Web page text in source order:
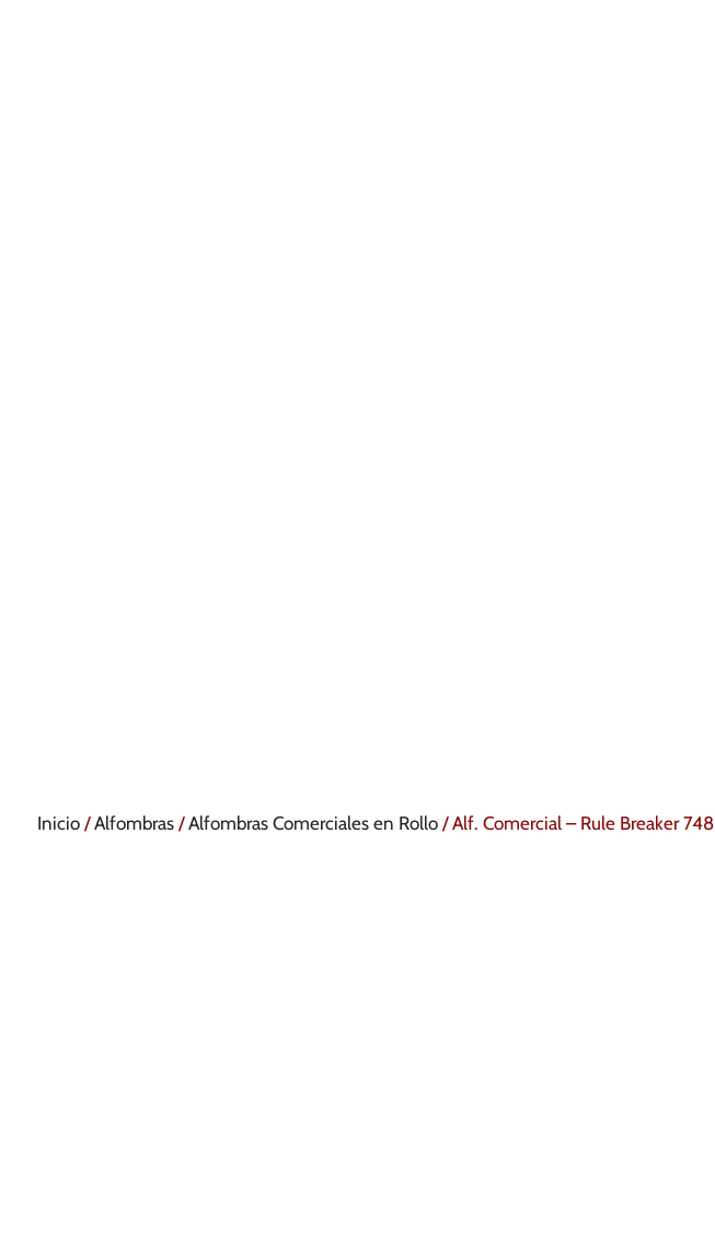
Inicio/Alfombras/Alfombras Comerciales en Rollo/ Alf. Comercial – Rule Breaker 748